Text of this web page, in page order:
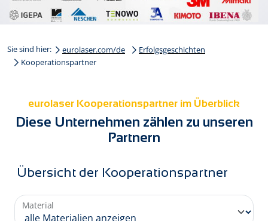
Sie sind hier: eurolaser.com/de
Erfolgsgeschichten
Kooperationspartner
eurolaser Kooperationspartner im Überblick
Diese Unternehmen zählen zu unseren
Partnern
Übersicht der Kooperationspartner
Material